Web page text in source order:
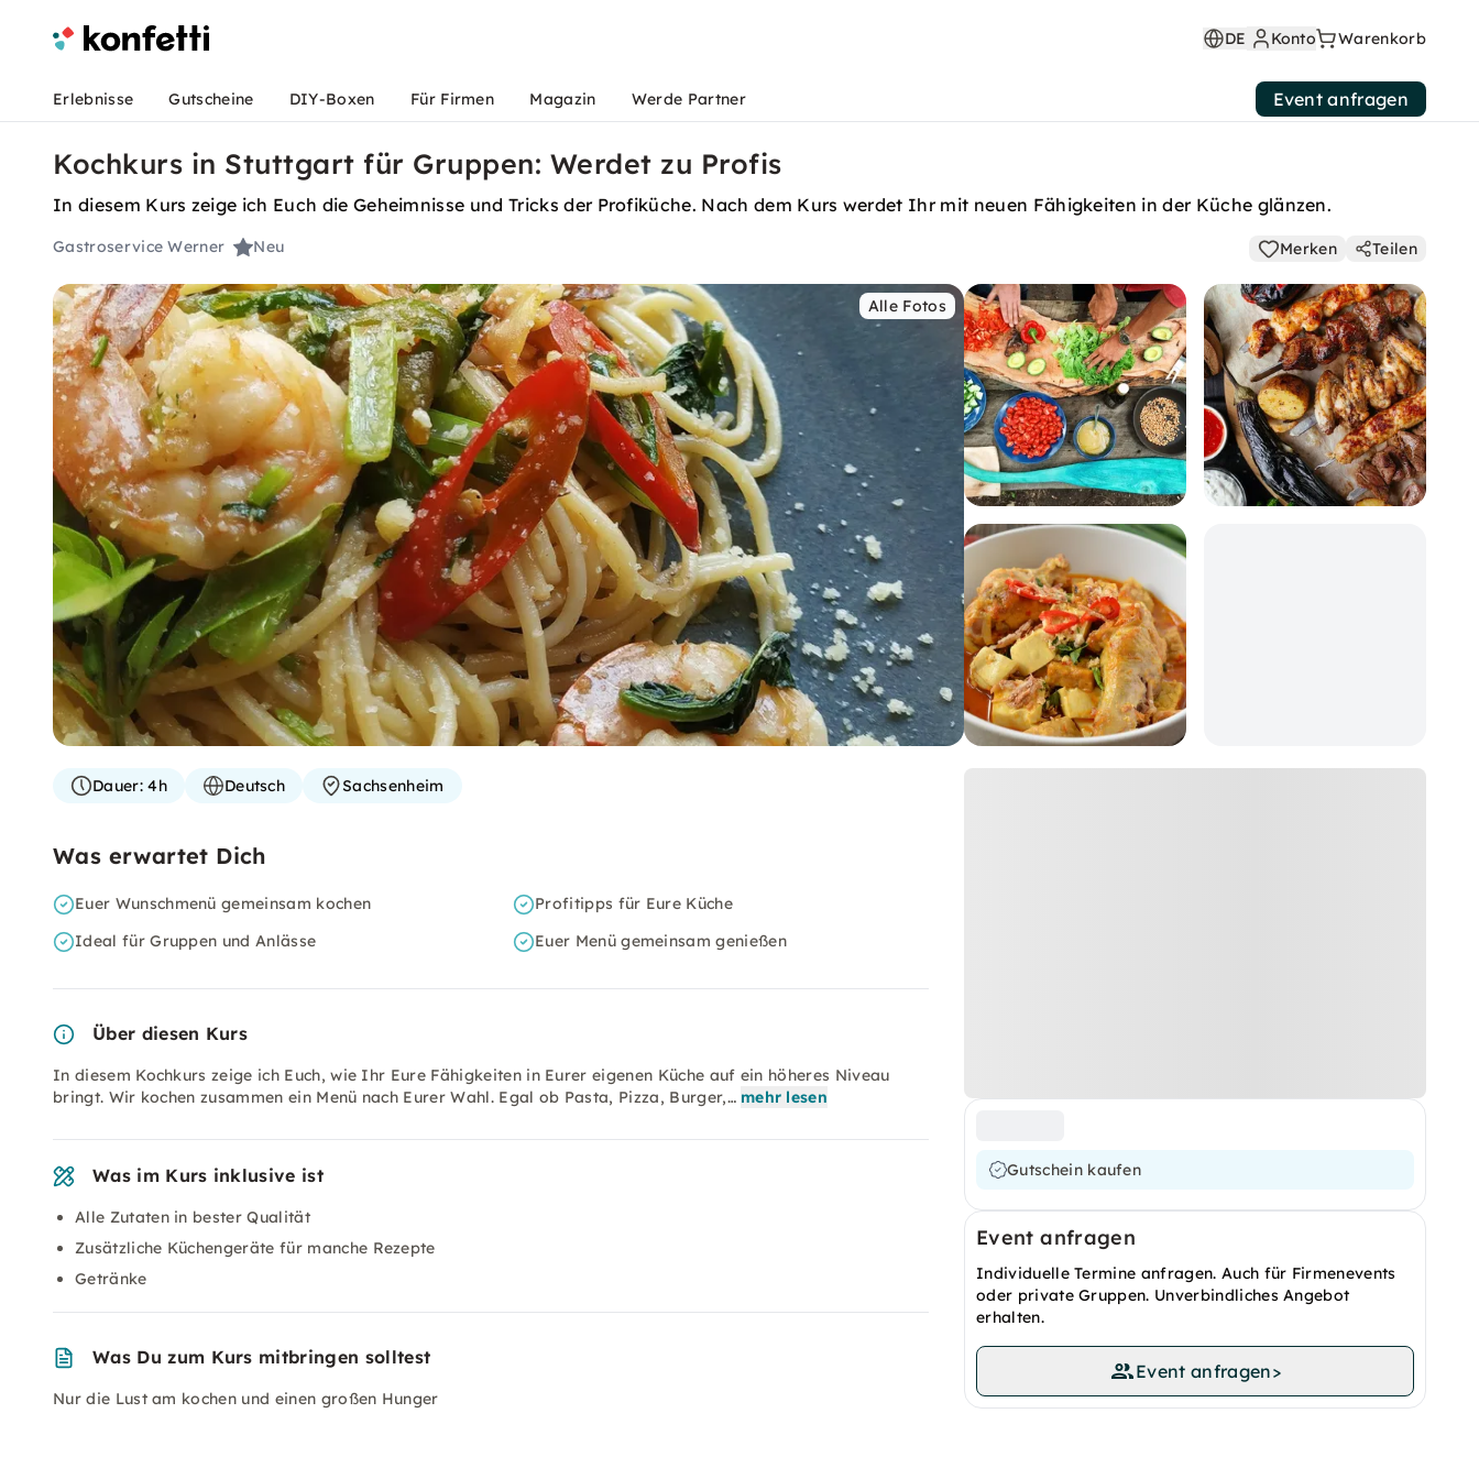
DE Konto Warenkorb
Erlebnisse Gutscheine DIY-Boxen Für Firmen Magazin Werde Partner Event anfragen
Kochkurs in Stuttgart für Gruppen: Werdet zu Profis
In diesem Kurs zeige ich Euch die Geheimnisse und Tricks der Profiküche. Nach dem Kurs werdet Ihr mit neuen Fähigkeiten in der Küche glänzen.
Gastroservice Werner Neu Merken Teilen
Alle Fotos
Gutschein kaufen
Event anfragen
Individuelle Termine anfragen. Auch für Firmenevents
oder private Gruppen. Unverbindliches Angebot
erhalten.
Event anfragen>
Dauer:4h Deutsch Sachsenheim
Was erwartet Dich
Euer Wunschmenü gemeinsam kochen
Profitipps für Eure Küche
Ideal für Gruppen und Anlässe
Euer Menü gemeinsam genießen
Über diesen Kurs
In diesem Kochkurs zeige ich Euch, wie Ihr Eure Fähigkeiten in Eurer eigenen Küche auf ein höheres Niveau
bringt. Wir kochen zusammen ein Menü nach Eurer Wahl. Egal ob Pasta, Pizza, Burger,… mehr lesen
Was im Kurs inklusive ist
Alle Zutaten in bester Qualität
Zusätzliche Küchengeräte für manche Rezepte
Getränke
Was Du zum Kurs mitbringen solltest
Nur die Lust am kochen und einen großen Hunger